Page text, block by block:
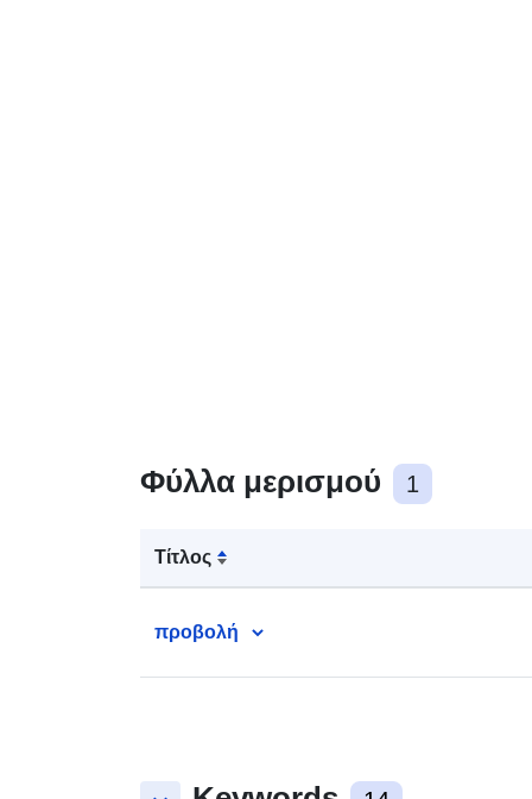
Φύλλα μερισμού 1
Τίτλος
προβολή